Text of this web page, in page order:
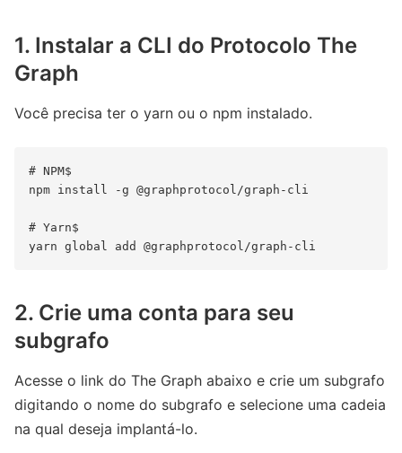
1. Instalar a CLI do Protocolo The
Graph
Você precisa ter o yarn ou o npm instalado.
# NPM$
npm install -g @graphprotocol/graph-cli
# Yarn$
2. Crie uma conta para seu
subgrafo
Acesse o link do The Graph abaixo e crie um subgrafo
digitando o nome do subgrafo e selecione uma cadeia
na qual deseja implantá-lo.